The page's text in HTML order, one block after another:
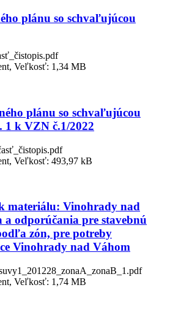
plánu so schvaľujúcou
Veľkosť: 1,34 MB
plánu so schvaľujúcou
1 k VZN č.1/2022
Veľkosť: 493,97 kB
materiálu: Vinohrady nad
odporúčania pre stavebnú
zón, pre potreby
Vinohrady nad Váhom
Veľkosť: 1,74 MB